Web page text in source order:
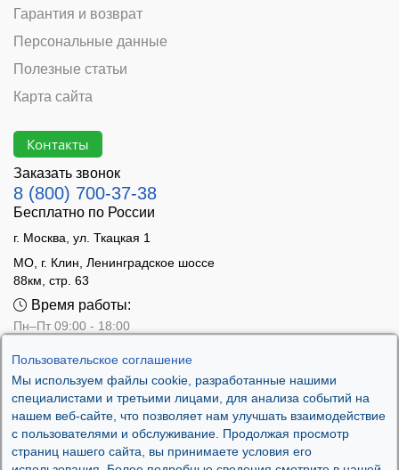
Пользовательское соглашение
Мы используем файлы cookie, разработанные нашими
специалистами и третьими лицами, для анализа событий на
нашем веб-сайте, что позволяет нам улучшать взаимодействие
с пользователями и обслуживание. Продолжая просмотр
страниц нашего сайта, вы принимаете условия его
Гарантия и возврат
Персональные данные
Полезные статьи
Карта сайта
Контакты
Заказать звонок
8 (800) 700-37-38
Бесплатно по России
г. Москва, ул. Ткацкая 1
МО, г. Клин, Ленинградское шоссе
88км, стр. 63
Время работы:
Пн–Пт 09:00 - 18:00
Вс - выходной